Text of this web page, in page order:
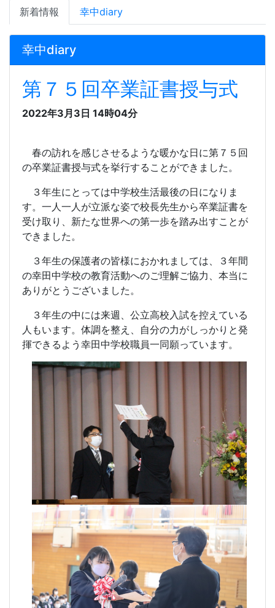
新着情報 幸中diary
幸中diary
第７５回卒業証書授与式
2022年3月3日 14時04分
春の訪れを感じさせるような暖かな日に第７５回
の卒業証書授与式を挙行することができました。
３年生にとっては中学校生活最後の日になりま
す。一人一人が立派な姿で校長先生から卒業証書を
受け取り、新たな世界への第一歩を踏み出すことが
できました。
３年生の保護者の皆様におかれましては、３年間
の幸田中学校の教育活動へのご理解ご協力、本当に
ありがとうございました。
３年生の中には来週、公立高校入試を控えている
人もいます。体調を整え、自分の力がしっかりと発
揮できるよう幸田中学校職員一同願っています。